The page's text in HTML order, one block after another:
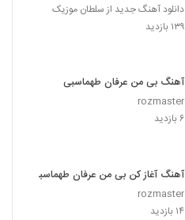
دانلود آهنگ جدید از سلطان موزیک
۱۳۹ بازدید
آهنگ بی من عرفان طهماسبی
rozmaster
۶ بازدید
آهنگ آغاز کن بی من عرفان طهماسبی
rozmaster
۱۴ بازدید